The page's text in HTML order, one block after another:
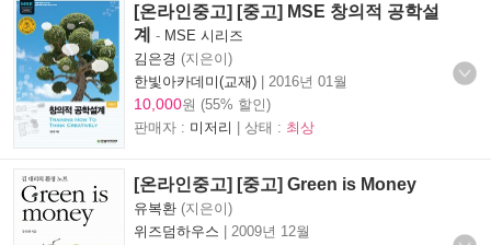
[온라인중고] [중고] MSE 창의적 공학설
계
- MSE 시리즈
김은경 (지은이)
한빛아카데미(교재) | 2016년 01월
10,000원 (55% 할인)
판매자 : 미저리 | 상태 : 최상
[온라인중고] [중고] Green is Money
유복환 (지은이)
위즈덤하우스 | 2009년 12월